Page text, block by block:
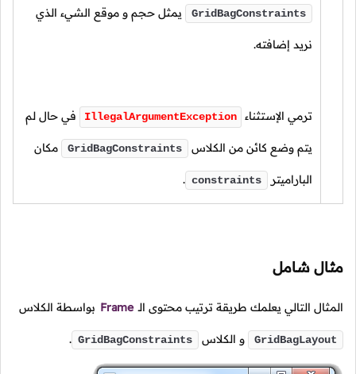
GridBagConstraints يمثل حجم و موقع الشيء الذي
نريد إضافته.
ترمي الإستثناء IllegalArgumentException في حال لم
يتم وضع كائن من الكلاس GridBagConstraints مكان
الباراميتر constraints
.
مثال شامل
المثال التالي يعلمك طريقة ترتيب محتوى الـ Frame بواسطة الكلاس
GridBagLayout و الكلاس GridBagConstraints
.